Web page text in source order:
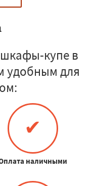
купе в
удобным для
✔
наличными